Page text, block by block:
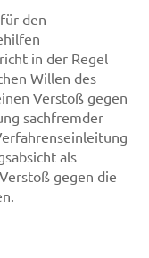
den
in der Regel
Willen des
Verstoß gegen
sachfremder
als
gegen die